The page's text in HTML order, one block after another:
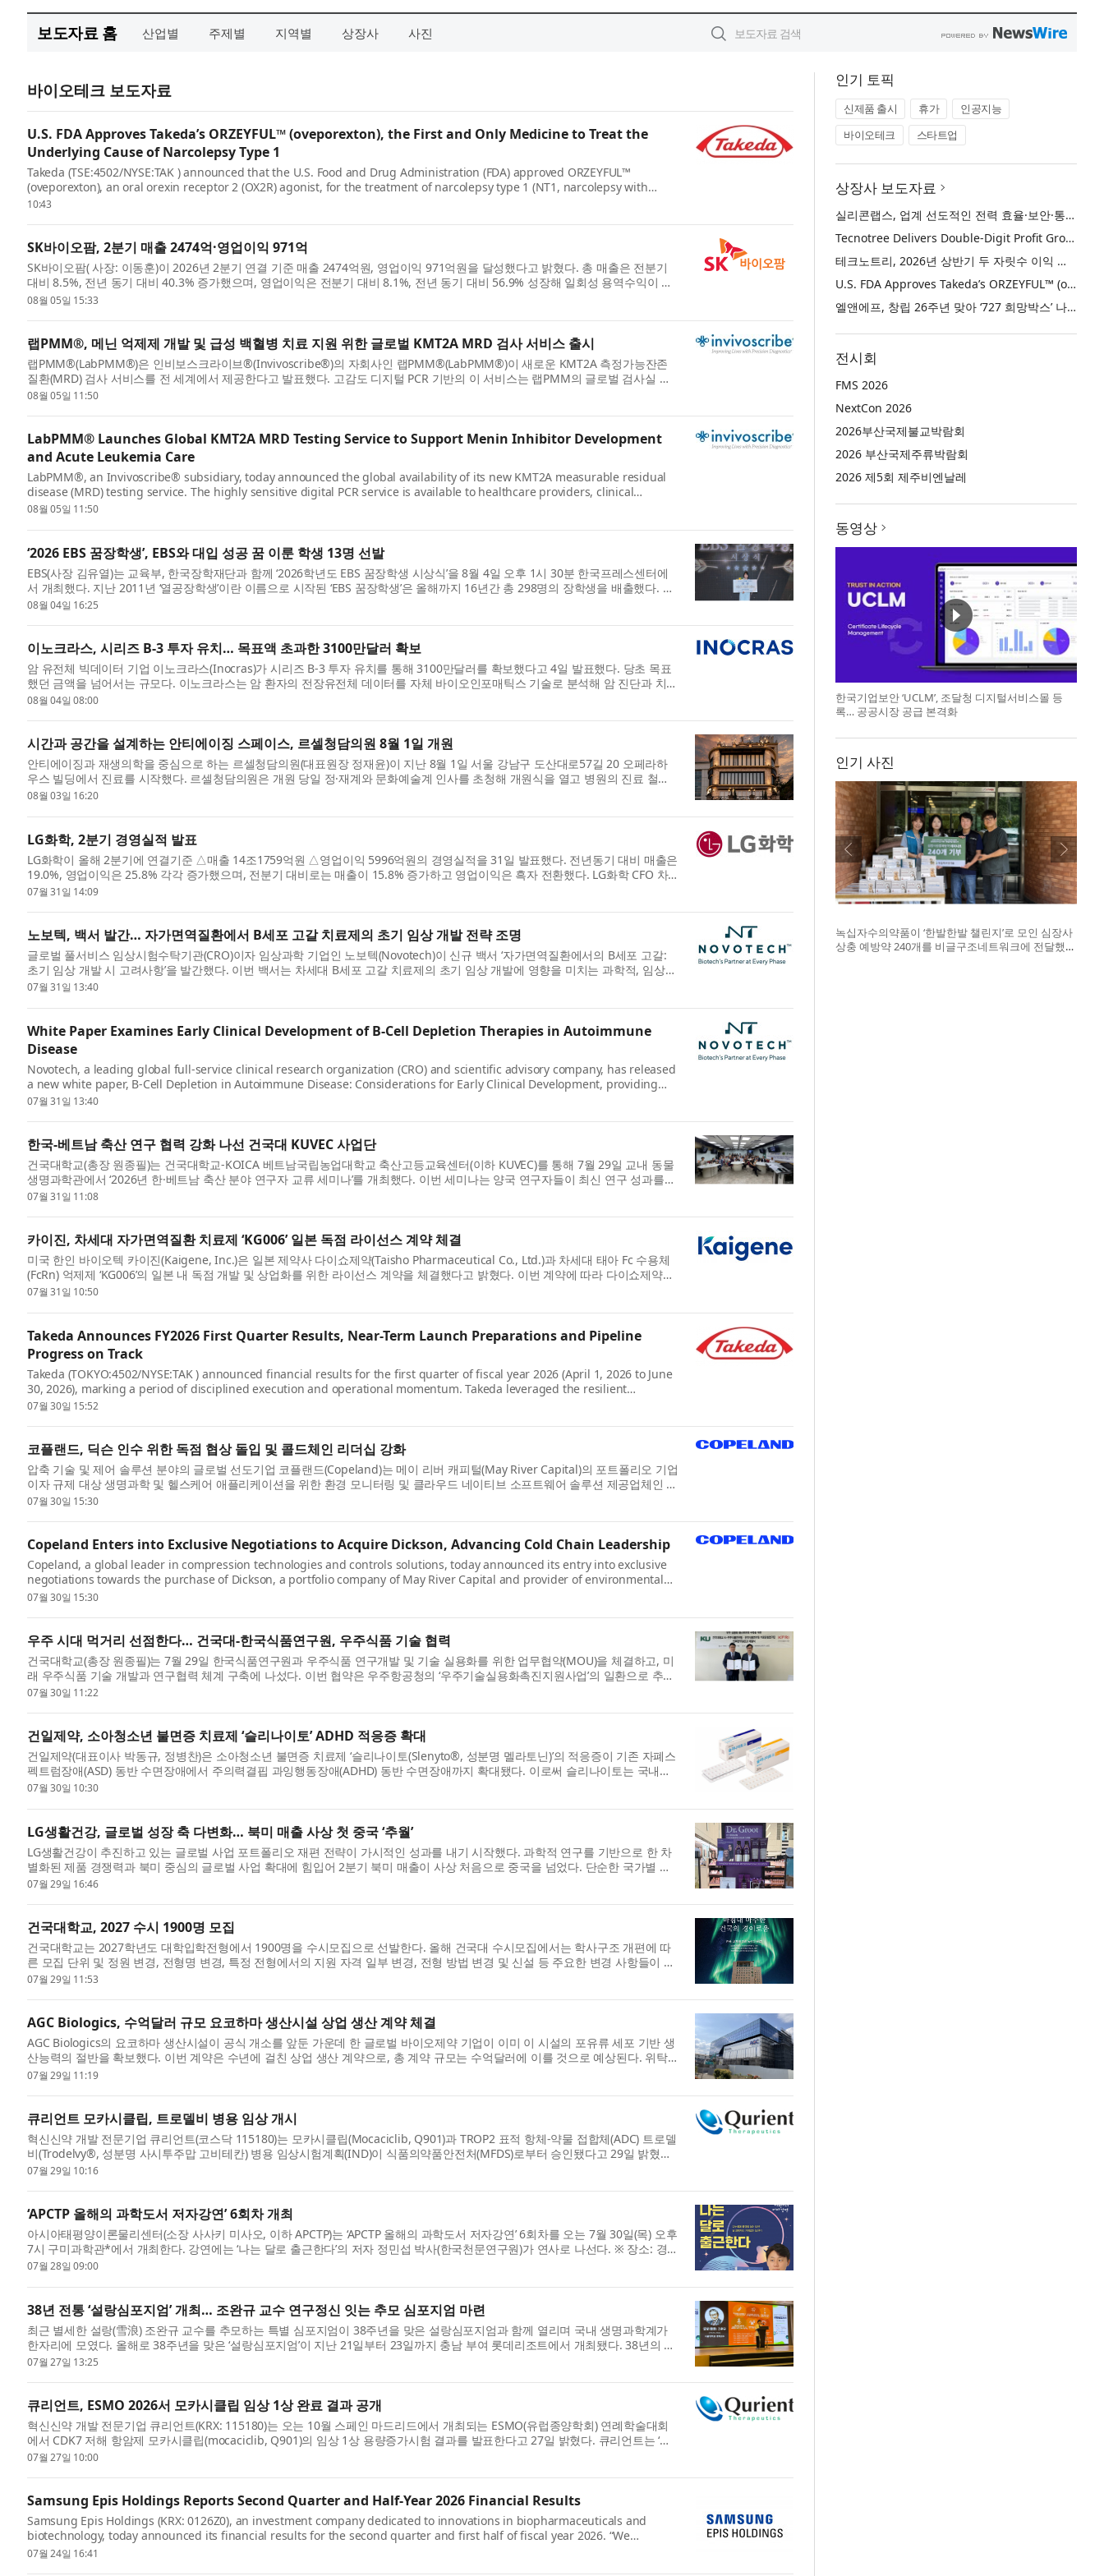
보도자료 홈 산업별 주제별 지역별 상장사 사진
바이오테크 보도자료
U.S. FDA Approves Takeda’s ORZEYFUL™ (oveporexton), the First and Only Medicine to Treat the
Underlying Cause of Narcolepsy Type 1
Takeda (TSE:4502/NYSE:TAK ) announced that the U.S. Food and Drug Administration (FDA) approved ORZEYFUL™
(oveporexton), an oral orexin receptor 2 (OX2R) agonist, for the treatment of narcolepsy type 1 (NT1, narcolepsy with
cataplexy) in adults.* ...
10:43
SK바이오팜, 2분기 매출 2474억·영업이익 971억
SK바이오팜( 사장: 이동훈)이 2026년 2분기 연결 기준 매출 2474억원, 영업이익 971억원을 달성했다고 밝혔다. 총 매출은 전분기
대비 8.5%, 전년 동기 대비 40.3% 증가했으며, 영업이익은 전분기 대비 8.1%, 전년 동기 대비 56.9% 성장해 일회성 용역수익이 반
영된 ...
08월 05일 15:33
랩PMM®, 메닌 억제제 개발 및 급성 백혈병 치료 지원 위한 글로벌 KMT2A MRD 검사 서비스 출시
랩PMM®(LabPMM®)은 인비보스크라이브®(Invivoscribe®)의 자회사인 랩PMM®(LabPMM®)이 새로운 KMT2A 측정가능잔존
질환(MRD) 검사 서비스를 전 세계에서 제공한다고 발표했다. 고감도 디지털 PCR 기반의 이 서비스는 랩PMM의 글로벌 검사실 네
트워크를 통해 의료진, 임...
08월 05일 11:50
LabPMM® Launches Global KMT2A MRD Testing Service to Support Menin Inhibitor Development
and Acute Leukemia Care
LabPMM®, an Invivoscribe® subsidiary, today announced the global availability of its new KMT2A measurable residual
disease (MRD) testing service. The highly sensitive digital PCR service is available to healthcare providers, clinical
researchers, ...
08월 05일 11:50
‘2026 EBS 꿈장학생’, EBS와 대입 성공 꿈 이룬 학생 13명 선발
EBS(사장 김유열)는 교육부, 한국장학재단과 함께 ‘2026학년도 EBS 꿈장학생 시상식’을 8월 4일 오후 1시 30분 한국프레스센터에
서 개최했다. 지난 2011년 ‘열공장학생’이란 이름으로 시작된 ‘EBS 꿈장학생’은 올해까지 16년간 총 298명의 장학생을 배출했다. 선
발 ...
08월 04일 16:25
이노크라스, 시리즈 B-3 투자 유치… 목표액 초과한 3100만달러 확보
암 유전체 빅데이터 기업 이노크라스(Inocras)가 시리즈 B-3 투자 유치를 통해 3100만달러를 확보했다고 4일 발표했다. 당초 목표
했던 금액을 넘어서는 규모다. 이노크라스는 암 환자의 전장유전체 데이터를 자체 바이오인포매틱스 기술로 분석해 암 진단과 치료
결...
08월 04일 08:00
시간과 공간을 설계하는 안티에이징 스페이스, 르셀청담의원 8월 1일 개원
안티에이징과 재생의학을 중심으로 하는 르셀청담의원(대표원장 정재윤)이 지난 8월 1일 서울 강남구 도산대로57길 20 오페라하
우스 빌딩에서 진료를 시작했다. 르셀청담의원은 개원 당일 정·재계와 문화예술계 인사를 초청해 개원식을 열고 병원의 진료 철학
과 운영...
08월 03일 16:20
LG화학, 2분기 경영실적 발표
LG화학이 올해 2분기에 연결기준 △매출 14조1759억원 △영업이익 5996억원의 경영실적을 31일 발표했다. 전년동기 대비 매출은
19.0%, 영업이익은 25.8% 각각 증가했으며, 전분기 대비로는 매출이 15.8% 증가하고 영업이익은 흑자 전환했다. LG화학 CFO 차
동석 사장은...
07월 31일 14:09
노보텍, 백서 발간… 자가면역질환에서 B세포 고갈 치료제의 초기 임상 개발 전략 조명
글로벌 풀서비스 임상시험수탁기관(CRO)이자 임상과학 기업인 노보텍(Novotech)이 신규 백서 ‘자가면역질환에서의 B세포 고갈:
초기 임상 개발 시 고려사항’을 발간했다. 이번 백서는 차세대 B세포 고갈 치료제의 초기 임상 개발에 영향을 미치는 과학적, 임상
적, 운...
07월 31일 13:40
White Paper Examines Early Clinical Development of B-Cell Depletion Therapies in Autoimmune
Disease
Novotech, a leading global full-service clinical research organization (CRO) and scientific advisory company, has released
a new white paper, B-Cell Depletion in Autoimmune Disease: Considerations for Early Clinical Development, providing
practica...
07월 31일 13:40
한국-베트남 축산 연구 협력 강화 나선 건국대 KUVEC 사업단
건국대학교(총장 원종필)는 건국대학교-KOICA 베트남국립농업대학교 축산고등교육센터(이하 KUVEC)를 통해 7월 29일 교내 동물
생명과학관에서 ‘2026년 한·베트남 축산 분야 연구자 교류 세미나’를 개최했다. 이번 세미나는 양국 연구자들이 최신 연구 성과를
공유하...
07월 31일 11:08
카이진, 차세대 자가면역질환 치료제 ‘KG006’ 일본 독점 라이선스 계약 체결
미국 한인 바이오텍 카이진(Kaigene, Inc.)은 일본 제약사 다이쇼제약(Taisho Pharmaceutical Co., Ltd.)과 차세대 태아 Fc 수용체
(FcRn) 억제제 ‘KG006’의 일본 내 독점 개발 및 상업화를 위한 라이선스 계약을 체결했다고 밝혔다. 이번 계약에 따라 다이쇼제약은
...
07월 31일 10:50
Takeda Announces FY2026 First Quarter Results, Near-Term Launch Preparations and Pipeline
Progress on Track
Takeda (TOKYO:4502/NYSE:TAK ) announced financial results for the first quarter of fiscal year 2026 (April 1, 2026 to June
30, 2026), marking a period of disciplined execution and operational momentum. Takeda leveraged the resilient
performance of...
07월 30일 15:52
코플랜드, 딕슨 인수 위한 독점 협상 돌입 및 콜드체인 리더십 강화
압축 기술 및 제어 솔루션 분야의 글로벌 선도기업 코플랜드(Copeland)는 메이 리버 캐피털(May River Capital)의 포트폴리오 기업
이자 규제 대상 생명과학 및 헬스케어 애플리케이션을 위한 환경 모니터링 및 클라우드 네이티브 소프트웨어 솔루션 제공업체인 딕
슨(...
07월 30일 15:30
Copeland Enters into Exclusive Negotiations to Acquire Dickson, Advancing Cold Chain Leadership
Copeland, a global leader in compression technologies and controls solutions, today announced its entry into exclusive
negotiations towards the purchase of Dickson, a portfolio company of May River Capital and provider of environmental
monitoring ...
07월 30일 15:30
우주 시대 먹거리 선점한다… 건국대-한국식품연구원, 우주식품 기술 협력
건국대학교(총장 원종필)는 7월 29일 한국식품연구원과 우주식품 연구개발 및 기술 실용화를 위한 업무협약(MOU)을 체결하고, 미
래 우주식품 기술 개발과 연구협력 체계 구축에 나섰다. 이번 협약은 우주항공청의 ‘우주기술실용화촉진지원사업’의 일환으로 추진
중인...
07월 30일 11:22
건일제약, 소아청소년 불면증 치료제 ‘슬리나이토’ ADHD 적응증 확대
건일제약(대표이사 박동규, 정병찬)은 소아청소년 불면증 치료제 ‘슬리나이토(Slenyto®, 성분명 멜라토닌)’의 적응증이 기존 자폐스
펙트럼장애(ASD) 동반 수면장애에서 주의력결핍 과잉행동장애(ADHD) 동반 수면장애까지 확대됐다. 이로써 슬리나이토는 국내에
서 ADH...
07월 30일 10:30
LG생활건강, 글로벌 성장 축 다변화… 북미 매출 사상 첫 중국 ‘추월’
LG생활건강이 추진하고 있는 글로벌 사업 포트폴리오 재편 전략이 가시적인 성과를 내기 시작했다. 과학적 연구를 기반으로 한 차
별화된 제품 경쟁력과 북미 중심의 글로벌 사업 확대에 힘입어 2분기 북미 매출이 사상 처음으로 중국을 넘었다. 단순한 국가별 실
적 ...
07월 29일 16:46
건국대학교, 2027 수시 1900명 모집
건국대학교는 2027학년도 대학입학전형에서 1900명을 수시모집으로 선발한다. 올해 건국대 수시모집에서는 학사구조 개편에 따
른 모집 단위 및 정원 변경, 전형명 변경, 특정 전형에서의 지원 자격 일부 변경, 전형 방법 변경 및 신설 등 주요한 변경 사항들이 있
어 ...
07월 29일 11:53
AGC Biologics, 수억달러 규모 요코하마 생산시설 상업 생산 계약 체결
AGC Biologics의 요코하마 생산시설이 공식 개소를 앞둔 가운데 한 글로벌 바이오제약 기업이 이미 이 시설의 포유류 세포 기반 생
산능력의 절반을 확보했다. 이번 계약은 수년에 걸친 상업 생산 계약으로, 총 계약 규모는 수억달러에 이를 것으로 예상된다. 위탁
개...
07월 29일 11:19
큐리언트 모카시클립, 트로델비 병용 임상 개시
혁신신약 개발 전문기업 큐리언트(코스닥 115180)는 모카시클립(Mocaciclib, Q901)과 TROP2 표적 항체-약물 접합체(ADC) 트로델
비(Trodelvy®, 성분명 사시투주맙 고비테칸) 병용 임상시험계획(IND)이 식품의약품안전처(MFDS)로부터 승인됐다고 29일 밝혔다.
이번 임...
07월 29일 10:16
‘APCTP 올해의 과학도서 저자강연’ 6회차 개최
아시아태평양이론물리센터(소장 사사키 미사오, 이하 APCTP)는 ‘APCTP 올해의 과학도서 저자강연’ 6회차를 오는 7월 30일(목) 오후
7시 구미과학관*에서 개최한다. 강연에는 ‘나는 달로 출근한다’의 저자 정민섭 박사(한국천문연구원)가 연사로 나선다. ※ 장소: 경
북...
07월 28일 09:00
38년 전통 ‘설랑심포지엄’ 개최… 조완규 교수 연구정신 잇는 추모 심포지엄 마련
최근 별세한 설랑(雪浪) 조완규 교수를 추모하는 특별 심포지엄이 38주년을 맞은 설랑심포지엄과 함께 열리며 국내 생명과학계가
한자리에 모였다. 올해로 38주년을 맞은 ‘설랑심포지엄’이 지난 21일부터 23일까지 충남 부여 롯데리조트에서 개최됐다. 38년의 역
사를...
07월 27일 13:25
큐리언트, ESMO 2026서 모카시클립 임상 1상 완료 결과 공개
혁신신약 개발 전문기업 큐리언트(KRX: 115180)는 오는 10월 스페인 마드리드에서 개최되는 ESMO(유럽종양학회) 연례학술대회
에서 CDK7 저해 항암제 모카시클립(mocaciclib, Q901)의 임상 1상 용량증가시험 결과를 발표한다고 27일 밝혔다. 큐리언트는 ‘진
행성 고형...
07월 27일 10:00
Samsung Epis Holdings Reports Second Quarter and Half-Year 2026 Financial Results
Samsung Epis Holdings (KRX: 0126Z0), an investment company dedicated to innovations in biopharmaceuticals and
biotechnology, today announced its financial results for the second quarter and first half of fiscal year 2026. “We
delivered solid first...
07월 24일 16:41
인기 토픽
신제품 출시 휴가
인공지능
바이오테크
스타트업
상장사 보도자료
실리콘랩스, 업계 선도적인 전력 효율·보안·통합성을 갖춘 초저전력 블루투스 LE SoC ‘BG2B’ 공개
Tecnotree Delivers Double-Digit Profit Growth and Accelerated Deployment Momentum in H1 2026
테크노트리, 2026년 상반기 두 자릿수 이익 성장 및 글로벌 구축 가속화
U.S. FDA Approves Takeda’s ORZEYFUL™ (oveporexton), the First and Only Medicine to Treat the Underlying Cause of Narcolepsy Type 1
엘앤에프, 창립 26주년 맞아 ‘727 희망박스’ 나눔 캠페인 진행… 임직원과 함께 대구 지역사회 상생 실천
전시회
FMS 2026
NextCon 2026
2026부산국제불교박람회
2026 부산국제주류박람회
2026 제5회 제주비엔날레
동영상
한국기업보안 ‘UCLM’, 조달청 디지털서비스몰 등
록… 공공시장 공급 본격화
인기 사진
녹십자수의약품이 ‘한발한발 챌린지’로 모인 심장사
상충 예방약 240개를 비글구조네트워크에 전달했